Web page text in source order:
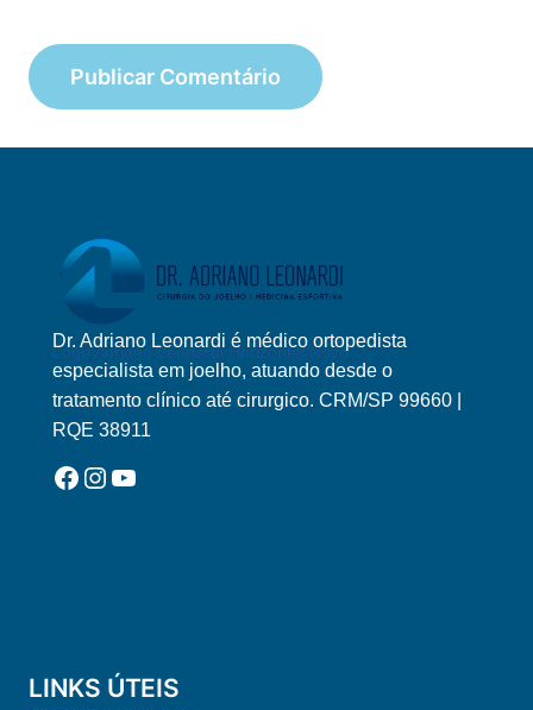
Logo Adriano Leonardi Horizontal Novo
Dr. Adriano Leonardi é médico ortopedista
especialista em joelho, atuando desde o
tratamento clínico até cirurgico. CRM/SP 99660 |
RQE 38911
Facebook
Instagram
YouTube
LINKS ÚTEIS